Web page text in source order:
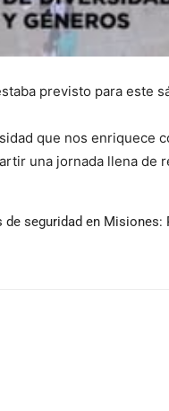
previsto para este
que nos enriquece
una jornada llena de
de seguridad en